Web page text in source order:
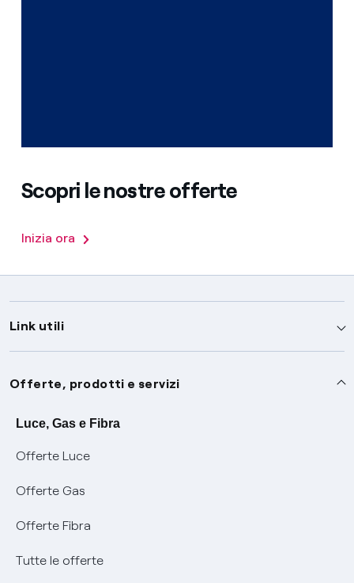
Scopri le nostre offerte
Inizia ora
Link utili
Assistenza
Avvisi
SOS luce e gas
Conciliazioni e risoluzione delle controversie
Negoziazione paritetica
Informazioni Sisma
Servizi
Moduli e documenti
Documenti Fibra
Offerte, prodotti e servizi
Luce, Gas e Fibra
Offerte Luce
Offerte Gas
Offerte Fibra
Tutte le offerte